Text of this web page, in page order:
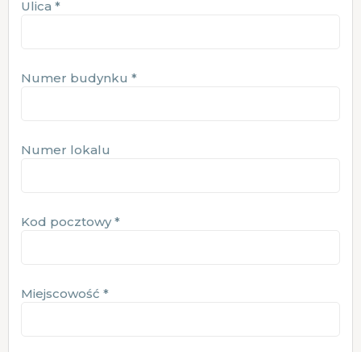
Ulica *
Numer budynku *
Numer lokalu
Kod pocztowy*
Miejscowość *